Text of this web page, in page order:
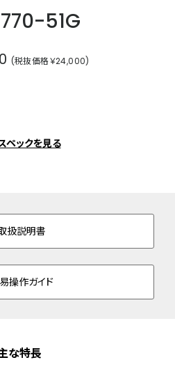
51G
(税抜価格￥24,000)
ペックを見る
扱説明書
操作ガイド
な特長